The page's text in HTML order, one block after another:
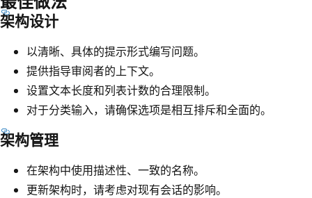
架构设计
以清晰、具体的提示形式编写问题。
提供指导审阅者的上下文。
设置文本长度和列表计数的合理限制。
对于分类输入，请确保选项是相互排斥和全面的。
架构管理
在架构中使用描述性、一致的名称。
更新架构时，请考虑对现有会话的影响。